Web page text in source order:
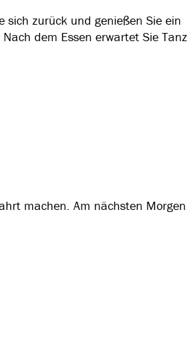
sich zurück und genießen Sie ein
dem Essen erwartet Sie Tanz
machen. Am nächsten Morgen